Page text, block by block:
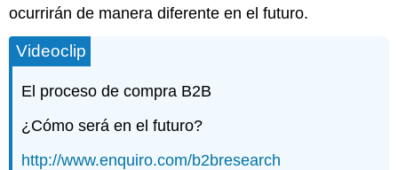
ocurrirán de manera diferente en el futuro.
Videoclip
El proceso de compra B2B
¿Cómo será en el futuro?
http://www.enquiro.com/b2bresearch